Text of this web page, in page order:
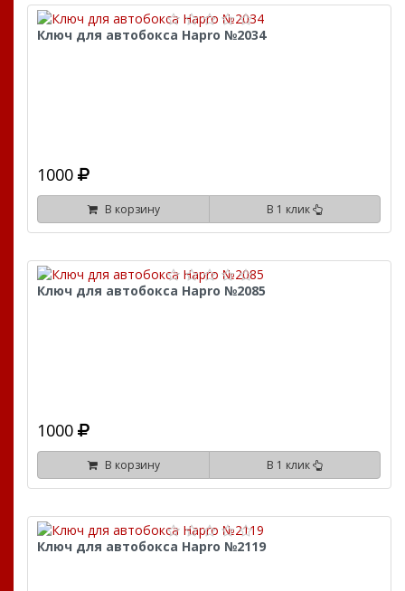
Ключ для автобокса Hapro №2034
1000
В корзину В 1 клик
Ключ для автобокса Hapro №2085
1000
В корзину В 1 клик
Ключ для автобокса Hapro №2119